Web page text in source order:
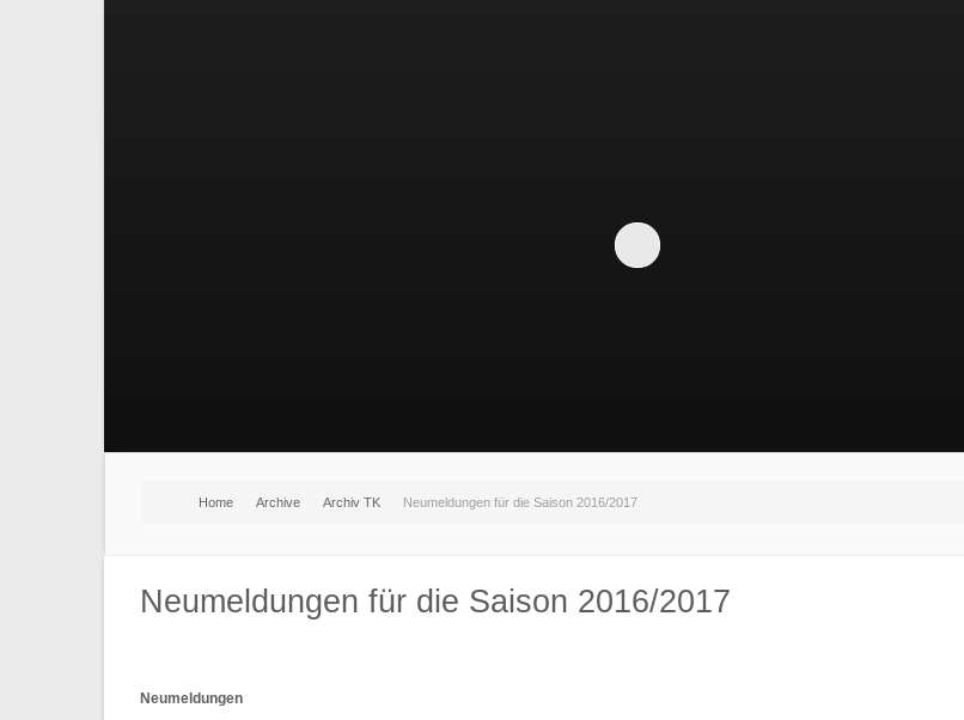
Home Archive Archiv TK Neumeldungen für die Saison 2016/2017
Neumeldungen für die Saison 2016/2017
Neumeldungen